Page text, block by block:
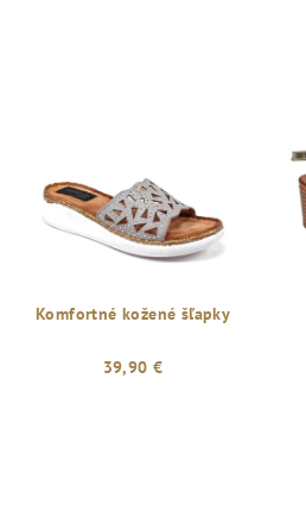
Komfortné kožené šľapky
39,90 €